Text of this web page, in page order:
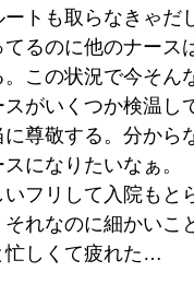
トも取らなきゃ
るのに他のナー
この状況で今そ
がいくつか検温
尊敬する。分から
になりたいなぁ。
フリして入院もと
れなのに細かい
忙しくて疲れた…